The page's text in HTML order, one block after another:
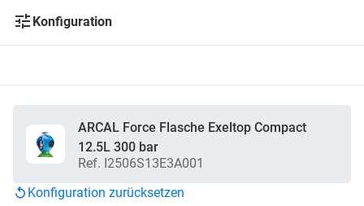
Konfiguration
ARCAL Force Flasche Exeltop Compact
12.5L 300 bar
Ref. I2506S13E3A001
Konfiguration zurücksetzen